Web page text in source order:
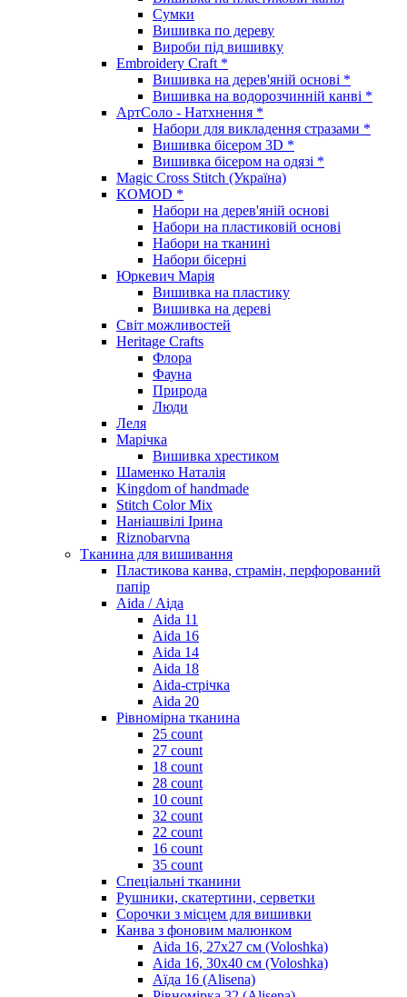
Сумки
Вишивка по дереву
Вироби під вишивку
Embroidery Craft *
Вишивка на дерев'яній основі *
Вишивка на водорозчинній канві *
АртСоло - Натхнення *
Набори для викладення стразами *
Вишивка бісером 3D *
Вишивка бісером на одязі *
Magic Cross Stitch (Україна)
KOMOD *
Набори на дерев'яній основі
Набори на пластиковій основі
Набори на тканині
Набори бісерні
Юркевич Марія
Вишивка на пластику
Вишивка на дереві
Світ можливостей
Heritage Crafts
Флора
Фауна
Природа
Люди
Леля
Марічка
Вишивка хрестиком
Шаменко Наталія
Kingdom of handmade
Stitch Color Mix
Наніашвілі Ірина
Riznobarvna
Тканина для вишивання
Пластикова канва, страмін, перфорований
папір
Aida / Аіда
Aida 11
Aida 16
Aida 14
Aida 18
Aida-стрічка
Aida 20
Рівномірна тканина
25 count
27 count
18 count
28 count
10 count
32 count
22 count
16 count
35 count
Спеціальні тканини
Рушники, скатертини, серветки
Сорочки з місцем для вишивки
Канва з фоновим малюнком
Aida 16, 27х27 см (Voloshka)
Aida 16, 30х40 см (Voloshka)
Аїда 16 (Alisena)